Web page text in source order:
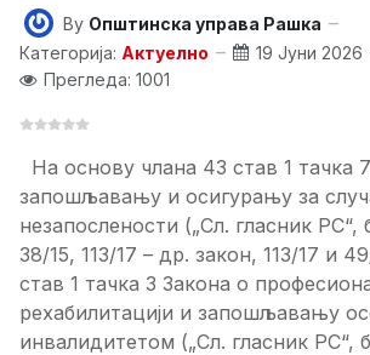
By Општинска управа Рашка
Категорија: Актуелно
19 Јуни 2026
Прегледа: 1001
На основу члана 43 став 1 тачка
запошљавању и осигурању за
незапослености („Сл. гласник
38/15, 113/17 – др. закон, 113/17 и
став 1 тачка 3 Закона о
рехабилитацији и запошљавању
инвалидитетом („Сл. гласник РС“,